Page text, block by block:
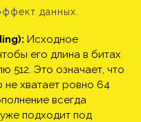
данных.
Исходное
его длина в битах
512. Это означает, что
хватает ровно 64
всегда
подходит под